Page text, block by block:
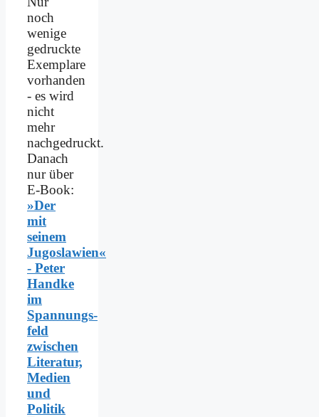
noch
wenige
gedruckte
Exemplare
vorhanden
- es wird
nicht
mehr
nachgedruckt.
Danach
nur über
E-Book:
»Der
mit
seinem
Jugoslawien«
- Peter
Handke
im
Spannungs­
feld
zwischen
Literatur,
Medien
und
Politik